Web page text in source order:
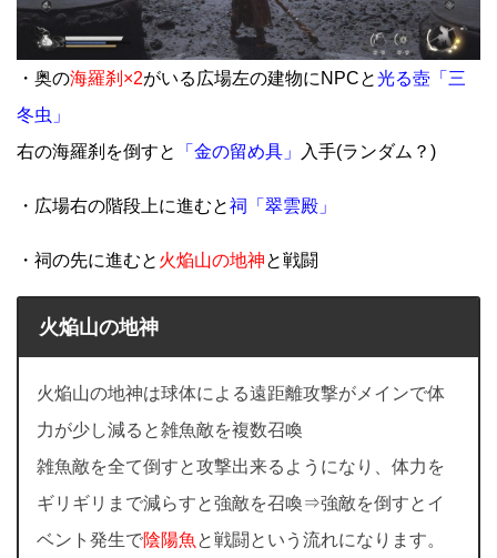
・奥の海羅刹×2がいる広場左の建物にNPCと光る壺「三
冬虫」
右の海羅刹を倒すと
「金の留め具」 入手(ランダム？)
・広場右の階段上に進むと祠「翠雲殿」
・祠の先に進むと 火焔山の地神と戦闘
火焔山の地神
火焔山の地神は球体による遠距離攻撃がメインで体
力が少し減ると雑魚敵を複数召喚
雑魚敵を全て倒すと攻撃出来るようになり、体力を
ギリギリまで減らすと強敵を召喚⇒強敵を倒すとイ
ベント発生で陰陽魚 と戦闘という流れになります。